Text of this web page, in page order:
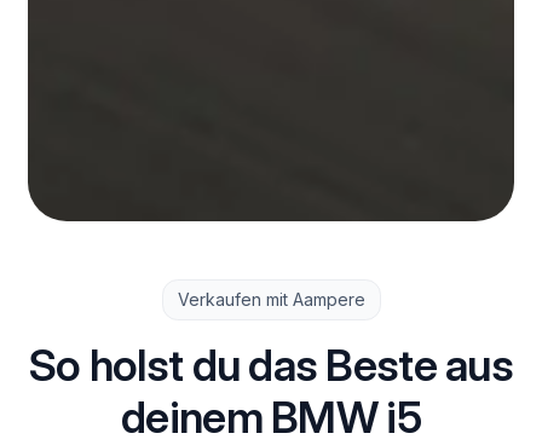
Verkaufen mit Aampere
So holst du das Beste aus
deinem BMW i5